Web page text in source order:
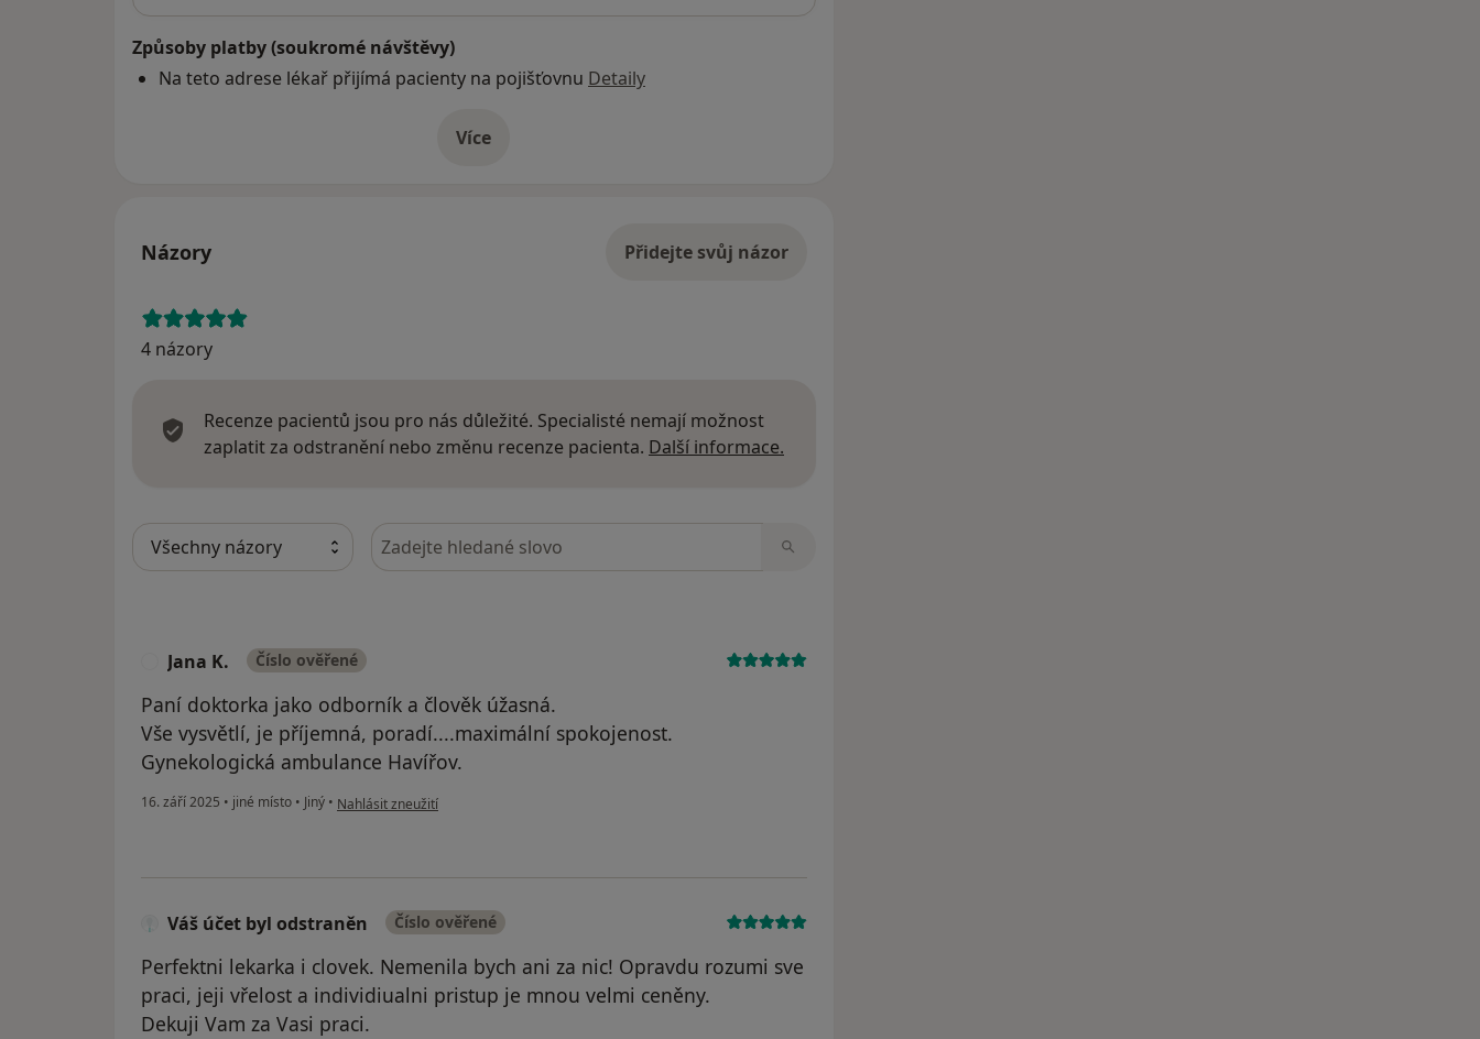
Způsoby platby (soukromé návštěvy)
Na teto adrese lékař přijímá pacienty na pojišťovnu Detaily
Víceo adrese
Názory Přidejte svůj názor
4 názory
Recenze pacientů jsou pro nás důležité. Specialisté nemají možnost
zaplatit za odstranění nebo změnu recenze pacienta. Další informace.
Hledejte v názorech
Jana K. Číslo ověřené
Paní doktorka jako odborník a člověk úžasná.
Vše vysvětlí, je příjemná, poradí....maximální spokojenost.
Gynekologická ambulance Havířov.
16. září 2025 • jiné místo • Jiný • podle názoru uživatele Jana K.
Nahlásit zneužití
Váš účet byl odstraněn Číslo ověřené
Perfektni lekarka i clovek. Nemenila bych ani za nic! Opravdu rozumi sve
praci, jeji vřelost a individiualni pristup je mnou velmi ceněny.
Dekuji Vam za Vasi praci.